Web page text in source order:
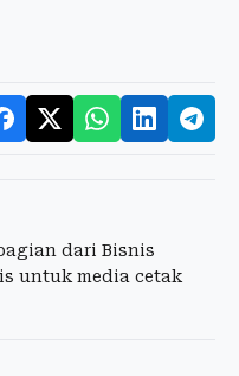
dari Bisnis
untuk media cetak